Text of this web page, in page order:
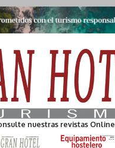
nuestras revistas Online